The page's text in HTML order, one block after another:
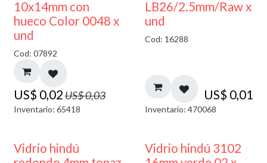
50% DESCUENTO
10x14mm con
hueco Color 0048 x
und
Cod: 07892
US$ 0,02US$0,03
Inventario: 65418
LB26/2.5mm/Raw x
und
Cod: 16288
US$ 0,01
Inventario: 470068
Vidrio hindú
Vidrio hindú 3102